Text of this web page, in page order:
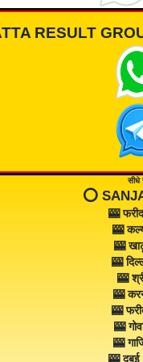
RESULT
सीधे
⭕️
🎰
🎰
🎰
🎰
🎰
🎰
🎰
🎰
🎰
🎰